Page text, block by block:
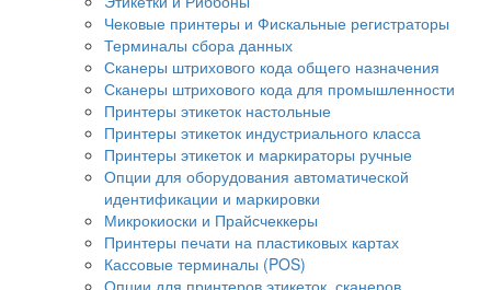
Чековые принтеры и Фискальные регистраторы
Терминалы сбора данных
Сканеры штрихового кода общего назначения
Сканеры штрихового кода для промышленности
Принтеры этикеток настольные
Принтеры этикеток индустриального класса
Принтеры этикеток и маркираторы ручные
Опции для оборудования автоматической
идентификации и маркировки
Микрокиоски и Прайсчеккеры
Принтеры печати на пластиковых картах
Кассовые терминалы (POS)
Опции для принтеров этикеток, сканеров